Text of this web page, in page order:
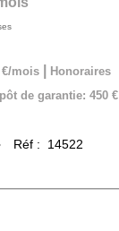
mois
Honoraires
de garantie: 450 €
Réf : 14522